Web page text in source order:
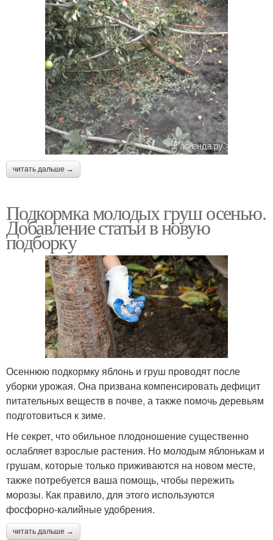
читать дальше →
Подкормка молодых груш осенью.
Добавление статьи в новую
подборку
Осеннюю подкормку яблонь и груш проводят после
уборки урожая. Она призвана компенсировать дефицит
питательных веществ в почве, а также помочь деревьям
подготовиться к зиме.
Не секрет, что обильное плодоношение существенно
ослабляет взрослые растения. Но молодым яблонькам и
грушам, которые только приживаются на новом месте,
также потребуется ваша помощь, чтобы пережить
морозы. Как правило, для этого используются
фосфорно-калийные удобрения.
читать дальше →